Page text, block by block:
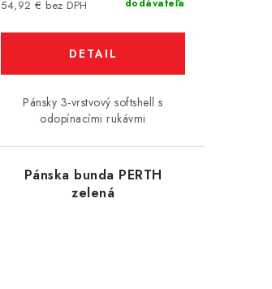
54,92 € bez DPH
DETAIL
Pánsky 3-vrstvový softshell s
odopínacími rukávmi
Pánska bunda PERTH
zelená